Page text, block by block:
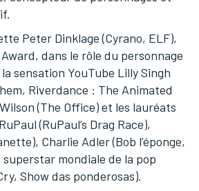
Peter Dinklage (Cyrano, ELF),
dans le rôle du personnage
sensation YouTube Lilly Singh
Riverdance : The Animated
(The Office) et les lauréats
(RuPaul’s Drag Race),
Charlie Adler (Bob l’éponge,
mondiale de la pop
Show das ponderosas).